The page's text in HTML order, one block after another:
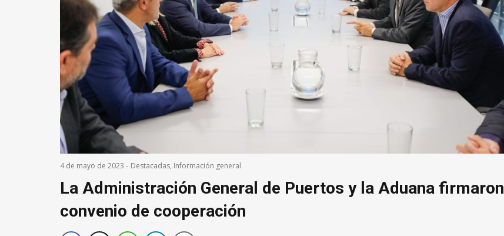
4 de mayo de 2023 - Destacadas, Información general
La Administración General de Puertos y la Aduana firmaron
convenio de cooperación